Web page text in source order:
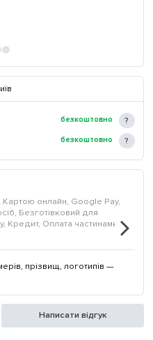
безкоштовно
безкоштовно
Картою онлайн, Google Pay,
Безготівковий для
Кредит, Оплата частинами,
прізвищ, логотипів —
Написати відгук